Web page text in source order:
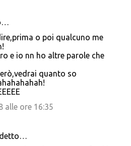
o poi qualcuno me
e io nn ho altre parole che
quanto so
alle ore 16:35